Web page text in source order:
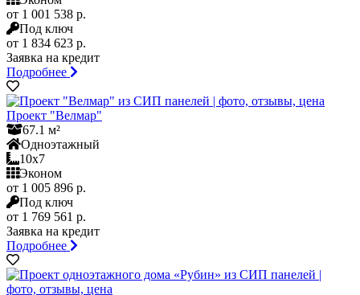
от 1 001 538 р.
Под ключ
от 1 834 623 р.
Заявка на кредит
Подробнее
Проект "Велмар"
67.1 м²
Одноэтажный
10x7
Эконом
от 1 005 896 р.
Под ключ
от 1 769 561 р.
Заявка на кредит
Подробнее